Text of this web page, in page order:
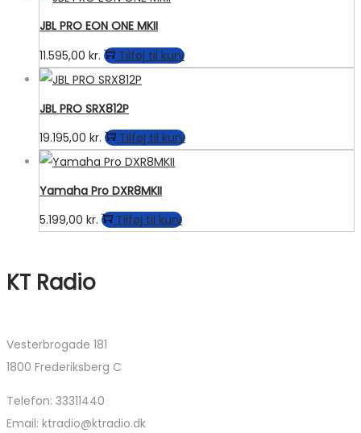
JBL PRO EON ONE MKII
11.595,00 kr. Tilføj til kurv
JBL PRO SRX812P
19.195,00 kr. Tilføj til kurv
Yamaha Pro DXR8MKII
5.199,00 kr. Tilføj til kurv
KT Radio
Vesterbrogade 181
1800 Frederiksberg C
Telefon: 33311440
Email: ktradio@ktradio.dk